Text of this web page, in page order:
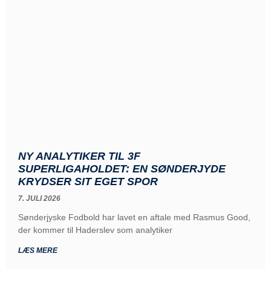
NY ANALYTIKER TIL 3F
SUPERLIGAHOLDET: EN SØNDERJYDE
KRYDSER SIT EGET SPOR
7. JULI 2026
Sønderjyske Fodbold har lavet en aftale med Rasmus Good,
der kommer til Haderslev som analytiker
LÆS MERE